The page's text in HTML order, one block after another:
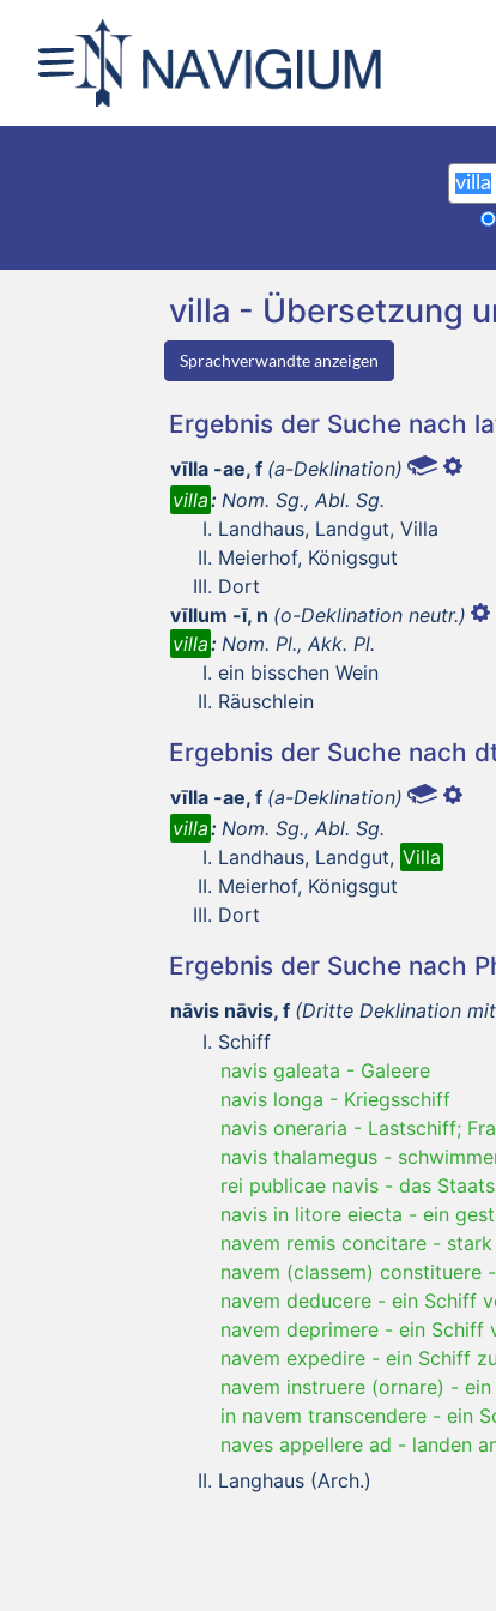
villa - Übersetzung
Sprachverwandte anzeigen
Ergebnis der Suche nach
vīlla -ae, f (a-Deklination)
villa: Nom. Sg., Abl. Sg.
Landhaus, Landgut, Villa
Meierhof, Königsgut
Dort
vīllum -ī, n (o-Deklination neutr.)
villa: Nom. Pl., Akk. Pl.
ein bisschen Wein
Räuschlein
Ergebnis der Suche nach
vīlla -ae, f (a-Deklination)
villa: Nom. Sg., Abl. Sg.
Landhaus, Landgut, Villa
Meierhof, Königsgut
Dort
Ergebnis der Suche nach
nāvis nāvis, f (Dritte Deklination
Schiff
navis galeata - Galeere
navis longa - Kriegsschiff
navis oneraria - Lastschiff;
navis thalamegus -
rei publicae navis - das
navis in litore eiecta - ein
navem remis concitare -
navem (classem) constituere -
navem deducere - ein Schiff
navem deprimere - ein Schiff
navem expedire - ein Schiff
navem instruere (ornare) -
in navem transcendere - ein
naves appellere ad - landen
Langhaus (Arch.)